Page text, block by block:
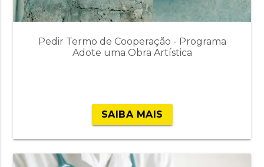
Pedir Termo de Cooperação - Programa
Adote uma Obra Artística
SAIBA MAIS